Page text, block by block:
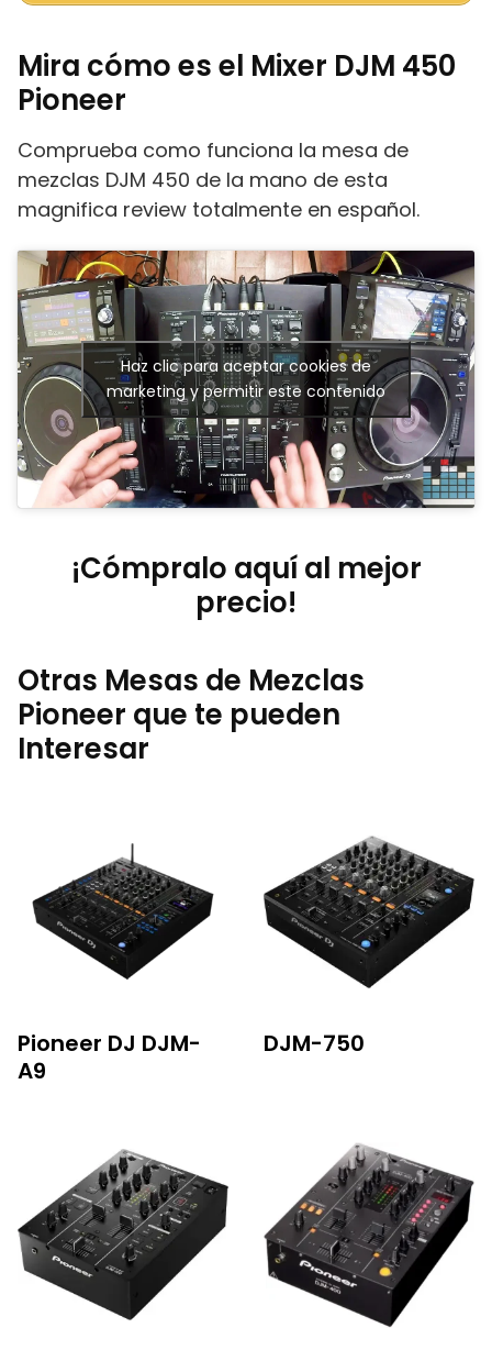
Mira cómo es el Mixer DJM 450
Pioneer
Comprueba como funciona la mesa de
mezclas DJM 450 de la mano de esta
magnifica review totalmente en español.
Haz clic para aceptar cookies de
marketing y permitir este contenido
¡Cómpralo aquí al mejor
precio!
Otras Mesas de Mezclas
Pioneer que te pueden
Interesar
Pioneer DJ DJM-
A9
DJM-750